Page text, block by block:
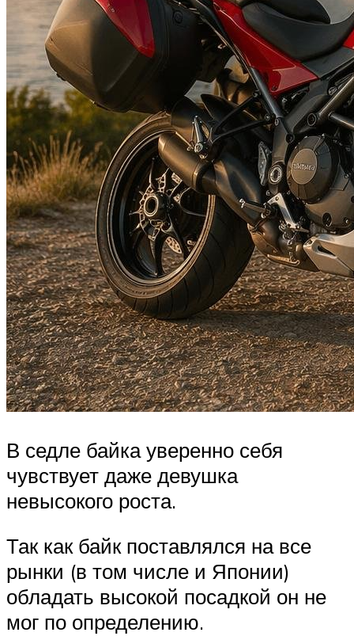
В седле байка уверенно себя
чувствует даже девушка
невысокого роста.
Так как байк поставлялся на все
рынки (в том числе и Японии)
обладать высокой посадкой он не
мог по определению.